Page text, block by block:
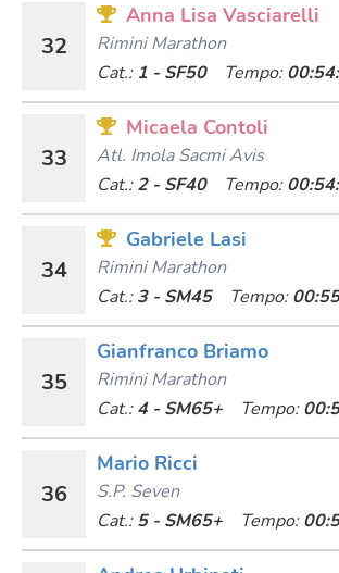
32
Anna Lisa Vasciarelli
Rimini Marathon
Cat.: 1 - SF50 Tempo:
33
Micaela Contoli
Atl. Imola Sacmi Avis
Cat.: 2 - SF40 Tempo:
34
Gabriele Lasi
Rimini Marathon
Cat.: 3 - SM45 Tempo:
35
Gianfranco Briamo
Rimini Marathon
Cat.: 4 - SM65+ Tempo:
36
Mario Ricci
S.p. Seven
Cat.: 5 - SM65+ Tempo: